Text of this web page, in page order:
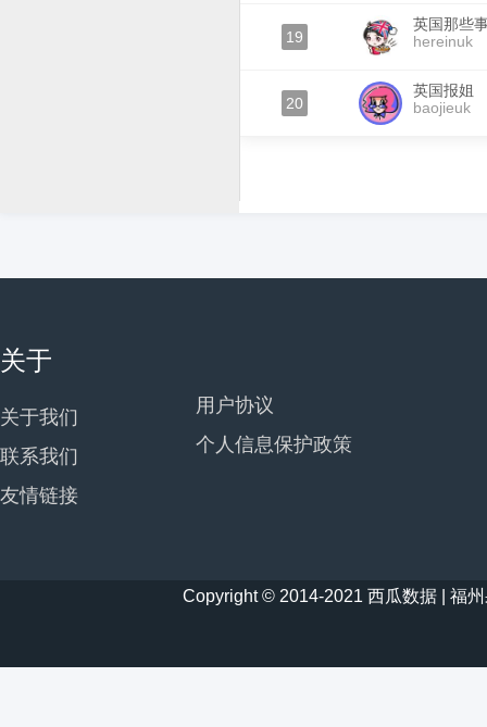
19
英国那些
hereinuk
20
英国报姐
baojieuk
关于
关于我们
联系我们
友情链接
用户协议
个人信息保护政策
Copyright © 2014-2021 西瓜数据 | 福